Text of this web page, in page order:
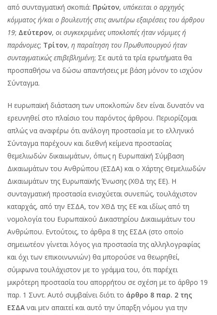
από συνταγματική σκοπιά: Πρώτον, υπόκειται ο αρχηγός
κόμματος ή/και ο βουλευτής στις ανωτέρω εξαιρέσεις του άρθρου
19; Δεύτερον, οι συγκεκριμένες υποκλοπές ήταν νόμιμες ή
παράνομες; Τρίτον, η παραίτηση του Πρωθυπουργού ήταν
συνταγματικώς επιβεβλημένη; Σε αυτά τα τρία ερωτήματα θα
προσπαθήσω να δώσω απαντήσεις με βάση μόνον το ισχύον
Σύνταγμα.
Η ευρωπαϊκή διάσταση των υποκλοπών δεν είναι δυνατόν να
ερευνηθεί στο πλαίσιο του παρόντος άρθρου. Περιορίζομαι
απλώς να αναφέρω ότι ανάλογη προστασία με το ελληνικό
Σύνταγμα παρέχουν και διεθνή κείμενα προστασίας
θεμελιωδών δικαιωμάτων, όπως η Ευρωπαϊκή Σύμβαση
Δικαιωμάτων του Ανθρώπου (ΕΣΔΑ) και ο Χάρτης Θεμελιωδών
Δικαιωμάτων της Ευρωπαϊκής Ένωσης (ΧΘΔ της ΕΕ). Η
συνταγματική προστασία ενισχύεται συνεπώς, τουλάχιστον
καταρχάς, από την ΕΣΔΑ, τον ΧΘΔ της ΕΕ και ιδίως από τη
νομολογία του Ευρωπαϊκού Δικαστηρίου Δικαιωμάτων του
Ανθρώπου. Εντούτοις, το άρθρα 8 της ΕΣΔΑ (στο οποίο
σημειωτέον γίνεται λόγος για προστασία της αλληλογραφίας
και όχι των επικοινωνιών) θα μπορούσε να θεωρηθεί,
σύμφωνα τουλάχιστον με το γράμμα του, ότι παρέχει
μικρότερη προστασία του απορρήτου σε σχέση με το άρθρο 19
παρ. 1 Συντ. Αυτό συμβαίνει διότι το άρθρο 8 παρ. 2 της
ΕΣΔΑ ναι μεν απαιτεί και αυτό την ύπαρξη νόμου για την